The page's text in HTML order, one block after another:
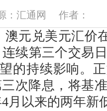
：汇通网 作者：
元兑美元汇价在
续第三个交易
的持续影响。
次降息，将基
月以来的两年新